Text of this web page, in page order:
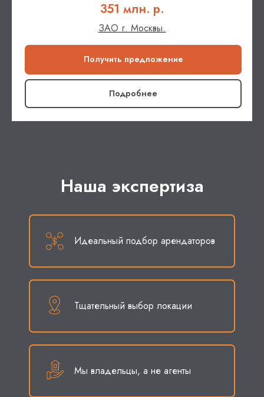
351 млн. р.
ЗАО г. Москвы.
Получить предложение
Подробнее
Наша экспертиза
Мы владельцы, а не агенты
Тщательный выбор локации
Идеальный подбор арендаторов